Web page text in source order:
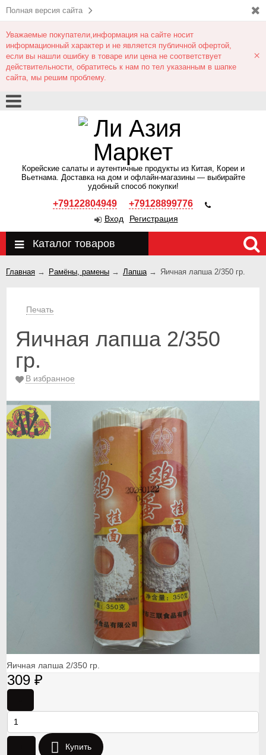
Полная версия сайта
Уважаемые покупатели,информация на сайте носит
информационный характер и не является публичной офертой,
если вы нашли ошибку в товаре или цена не соответствует
действительности, обратитесь к нам по тел указанным в шапке
сайта, мы решим проблему.
×
Корейские салаты и аутентичные продукты из Китая, Кореи и
Вьетнама. Доставка на дом и офлайн‑магазины — выбирайте
удобный способ покупки!
+79122804949 +79128899776
Вход Регистрация
Каталог товаров
Главная → Рамёны, рамены → Лапша→ Яичная лапша 2/350 гр.
Печать
Яичная лапша 2/350
гр.
В избранное
Яичная лапша 2/350 гр.
309 ₽
Купить